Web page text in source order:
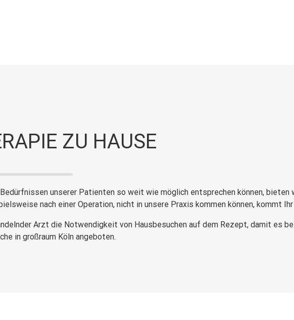
ZU HAUSE
unserer Patienten so weit wie möglich entsprechen können, bieten
nach einer Operation, nicht in unsere Praxis kommen können, kommt
Arzt die Notwendigkeit von Hausbesuchen auf dem Rezept, damit es
in großraum Köln angeboten.